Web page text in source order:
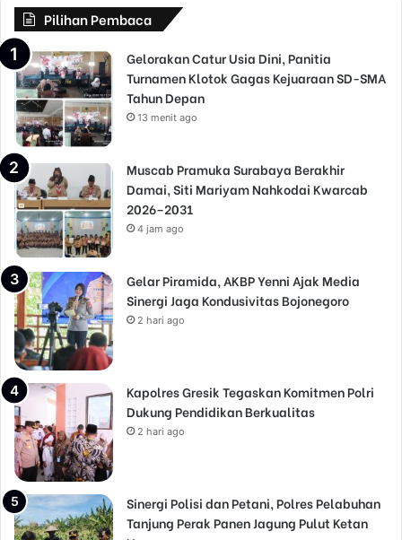
Pilihan Pembaca
Gelorakan Catur Usia Dini, Panitia
Turnamen Klotok Gagas Kejuaraan SD-SMA
Tahun Depan
13 menit ago
Muscab Pramuka Surabaya Berakhir
Damai, Siti Mariyam Nahkodai Kwarcab
2026–2031
4 jam ago
Gelar Piramida, AKBP Yenni Ajak Media
Sinergi Jaga Kondusivitas Bojonegoro
2 hari ago
Kapolres Gresik Tegaskan Komitmen Polri
Dukung Pendidikan Berkualitas
2 hari ago
Sinergi Polisi dan Petani, Polres Pelabuhan
Tanjung Perak Panen Jagung Pulut Ketan